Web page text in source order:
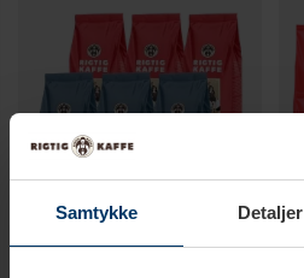
Samtykke Detaljer